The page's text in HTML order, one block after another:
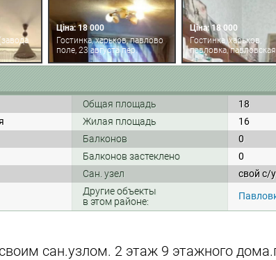
Ціна: 18 000
Гостинка, харьков, павлово
поле, 23 августа пер.
Ціна: 18 000
Гостинка, харьков,
павловка, павловская
Общая площадь
18
Жилая площадь
16
Балконов
0
Балконов застеклено
0
Сан. узел
свой с/у
Другие объекты
в этом районе:
сан.узлом. 2 этаж 9 этажного